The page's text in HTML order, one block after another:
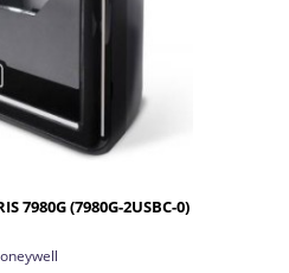
7980G (7980G-2USBC-0)